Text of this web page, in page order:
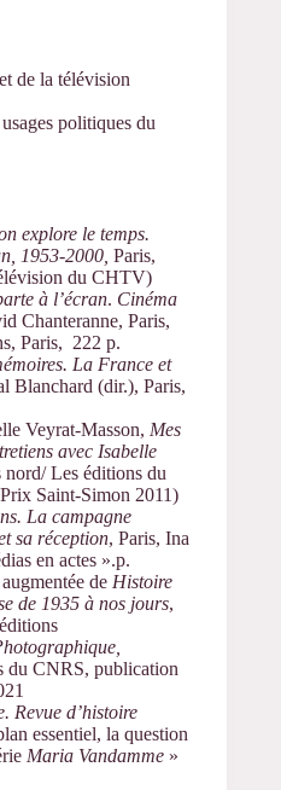
de la télévision
politiques du
explore le temps.
1953-2000, Paris,
du CHTV)
à l’écran. Cinéma
Chanteranne, Paris,
Paris, 222 p.
La France et
Blanchard (dir.), Paris,
Veyrat-Masson, Mes
avec Isabelle
nord/ Les éditions du
Saint-Simon 2011)
La campagne
sa réception, Paris, Ina
en actes ».p.
de Histoire
de 1935 à nos jours,
du CNRS, publication
Revue d’histoire
essentiel, la question
Maria Vandamme »